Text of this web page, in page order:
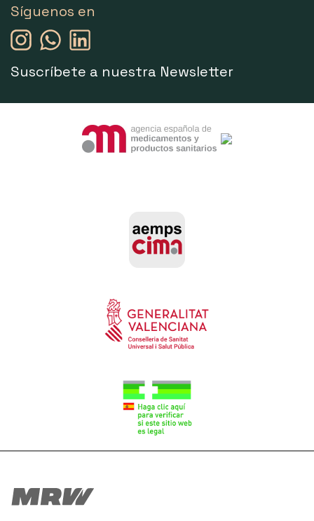
Síguenos en
Suscríbete a nuestra Newsletter